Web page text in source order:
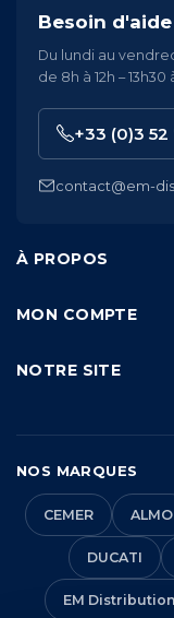
À PROPOS
MON COMPTE
NOTRE SITE
Besoin d'aide
Du lundi au
de 8h à 12h – 13h30
+33 (0)3 52
contact@em-
NOS MARQUES
CEMER ALMO
DUCATI
EM Distribution